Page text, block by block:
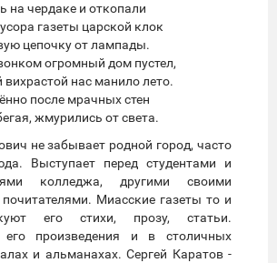
на чердаке и откопали
газеты царской клок
цепочку от лампады.
огромный дом пустел,
вихрастой нас манило лето.
после мрачных стен
жмурились от света.
не забывает родной город, часто
Выступает перед студентами и
колледжа, другими своими
Миасские газеты то и
его стихи, прозу, статьи.
его произведения и в столичных
и альманахах. Сергей Каратов -